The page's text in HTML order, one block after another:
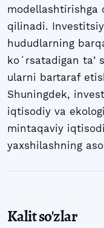
modellashtirishga
qilinadi.
hududlarning
koʻrsatadigan
ularni bartaraf
Shuningdek,
iqtisodiy va
mintaqaviy
yaxshilashning
Kalit so'zlar